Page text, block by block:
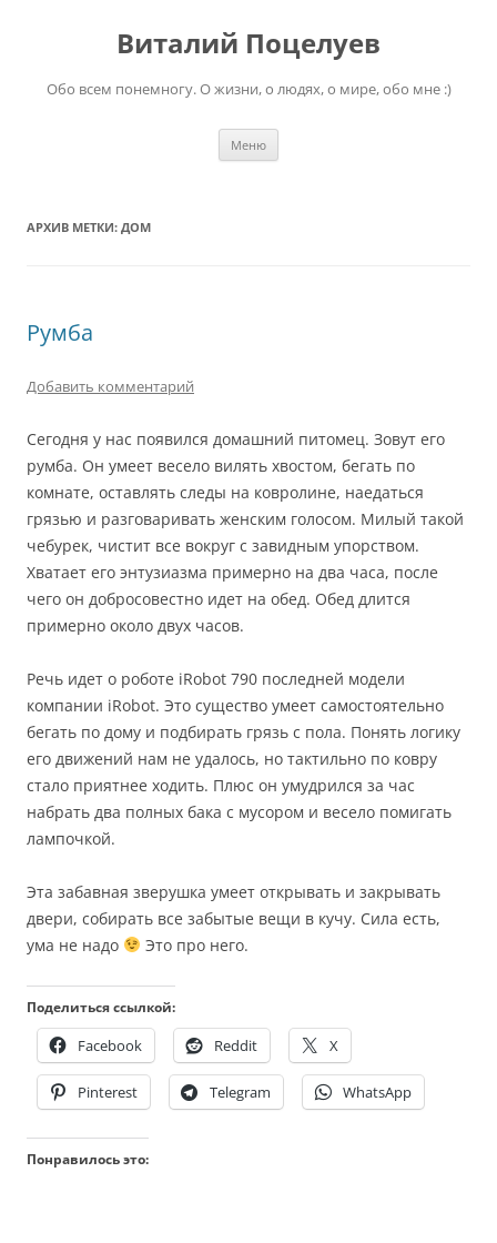
содержимомуВиталий Поцелуев
Обо всем понемногу. О жизни, о людях, о мире, обо мне :)
Меню
АРХИВ МЕТКИ: ДОМ
Румба
Добавить комментарий
Сегодня у нас появился домашний питомец. Зовут его
румба. Он умеет весело вилять хвостом, бегать по
комнате, оставлять следы на ковролине, наедаться
грязью и разговаривать женским голосом. Милый такой
чебурек, чистит все вокруг с завидным упорством.
Хватает его энтузиазма примерно на два часа, после
чего он добросовестно идет на обед. Обед длится
примерно около двух часов.
Речь идет о роботе iRobot 790 последней модели
компании iRobot. Это существо умеет самостоятельно
бегать по дому и подбирать грязь с пола. Понять логику
его движений нам не удалось, но тактильно по ковру
стало приятнее ходить. Плюс он умудрился за час
набрать два полных бака с мусором и весело помигать
лампочкой.
Эта забавная зверушка умеет открывать и закрывать
двери, собирать все забытые вещи в кучу. Сила есть,
ума не надо
Это про него.
Поделиться ссылкой:
Facebook Reddit X
Pinterest Telegram WhatsApp
Понравилось это: